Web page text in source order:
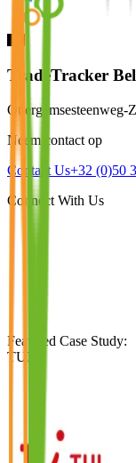
TradeTracker
Neem contact op
Contact Us+32 (0)50
Connect With Us
Featured Case Study:
TUI